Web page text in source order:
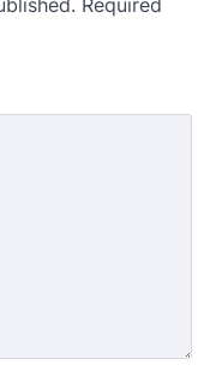
Required